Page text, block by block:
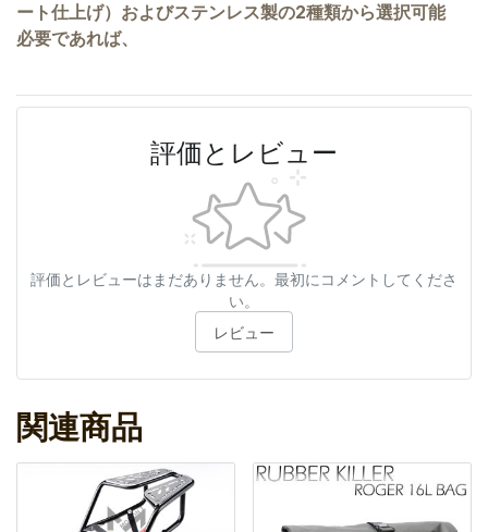
ート仕上げ）およびステンレス製の2種類から選択可能
必要であれば、
評価とレビュー
評価とレビューはまだありません。最初にコメントしてくださ
い。
レビュー
関連商品